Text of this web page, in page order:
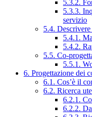
5.3.2.
5.3.3.
servizio
5.4.
5.4.1.
5.4.2.
5.5. Co-
5.5.1.
6. Progettazione dei
6.1. Cos’è il
6.2. Ricerca
6.2.1.
6.2.2.